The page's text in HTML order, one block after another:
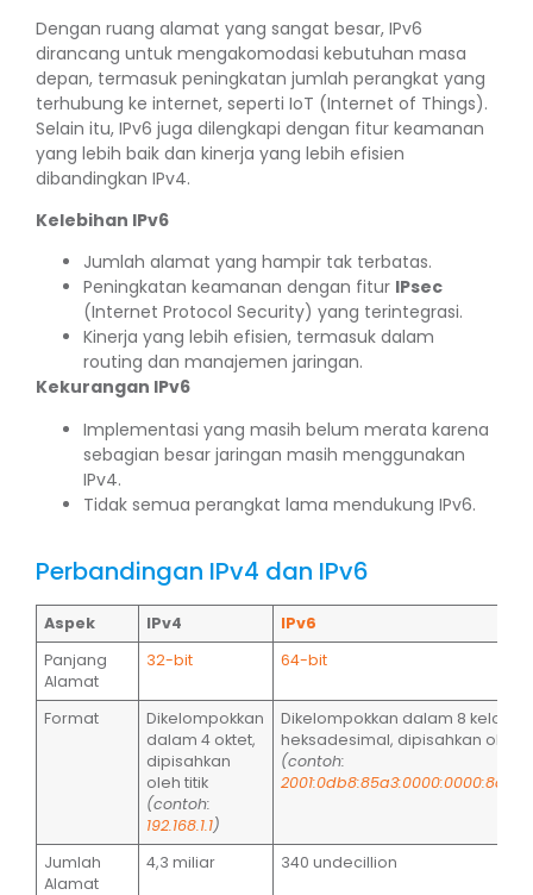
Dengan ruang alamat yang sangat besar, IPv6
dirancang untuk mengakomodasi kebutuhan masa
depan, termasuk peningkatan jumlah perangkat yang
terhubung ke internet, seperti IoT (Internet of Things).
Selain itu, IPv6 juga dilengkapi dengan fitur keamanan
yang lebih baik dan kinerja yang lebih efisien
dibandingkan IPv4.
Kelebihan IPv6
Jumlah alamat yang hampir tak terbatas.
Peningkatan keamanan dengan fitur IPsec
(Internet Protocol Security) yang terintegrasi.
Kinerja yang lebih efisien, termasuk dalam
routing dan manajemen jaringan.
Kekurangan IPv6
Implementasi yang masih belum merata karena
sebagian besar jaringan masih menggunakan
IPv4.
Tidak semua perangkat lama mendukung IPv6.
Perbandingan IPv4 dan IPv6
Aspek IPv4
IPv6
Panjang
Alamat
32-bit 64-bit
Format
Dikelompokkan
dalam 4 oktet,
dipisahkan
oleh titik
(contoh:
192.168.1.1)
Dikelompokkan dalam 8
heksadesimal, dipisahkan oleh
(contoh:
Jumlah
Alamat
4,3 miliar 340 undecillion